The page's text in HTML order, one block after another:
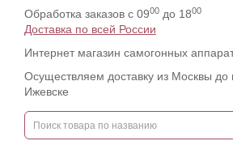
Обработка заказов с 0900 до 1800
Доставка по всей России
Интернет магазин самогонных
Осуществляем доставку из Москвы до
Ижевске